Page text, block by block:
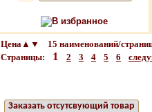
В избранное
Цена▲▼ 15 наименований/
Страницы: 1 2 3 4 5 6
Заказать отсутсвующий товар